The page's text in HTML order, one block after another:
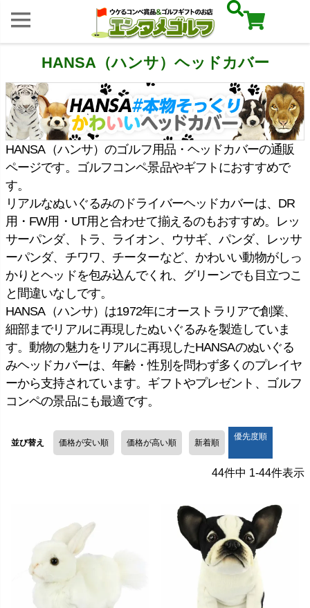
HANSA（ハンサ）ヘッドカバー
HANSA（ハンサ）のゴルフ用品・ヘッドカバーの通販
ページです。ゴルフコンペ景品やギフトにおすすめで
す。
リアルなぬいぐるみのドライバーヘッドカバーは、DR
用・FW用・UT用と合わせて揃えるのもおすすめ。レッ
サーパンダ、トラ、ライオン、ウサギ、パンダ、レッサ
ーパンダ、チワワ、チーターなど、かわいい動物がしっ
かりとヘッドを包み込んでくれ、グリーンでも目立つこ
と間違いなしです。
HANSA（ハンサ）は1972年にオーストラリアで創業、
細部までリアルに再現したぬいぐるみを製造していま
す。動物の魅力をリアルに再現したHANSAのぬいぐる
みヘッドカバーは、年齢・性別を問わず多くのプレイヤ
ーから支持されています。ギフトやプレゼント、ゴルフ
コンペの景品にも最適です。
並び替え 価格が安い順 価格が高い順 新着順
優先度順
44件中 1-44件表示